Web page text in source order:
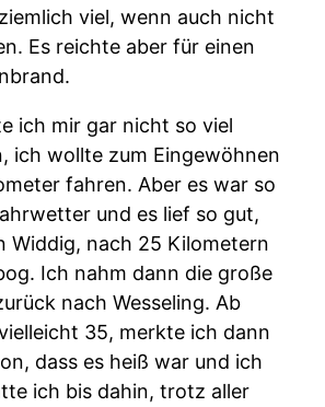
viel, wenn auch nicht
Es reichte aber für einen
ich mir gar nicht so viel
ich wollte zum Eingewöhnen
fahren. Aber es war so
und es lief so gut,
Widdig, nach 25 Kilometern
Ich nahm dann die große
nach Wesseling. Ab
35, merkte ich dann
dass es heiß war und ich
ich bis dahin, trotz aller